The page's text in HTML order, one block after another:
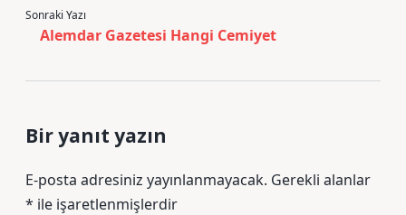
Sonraki Yazı
Alemdar Gazetesi Hangi Cemiyet
Bir yanıt yazın
E-posta adresiniz yayınlanmayacak. Gerekli alanlar
* ile işaretlenmişlerdir